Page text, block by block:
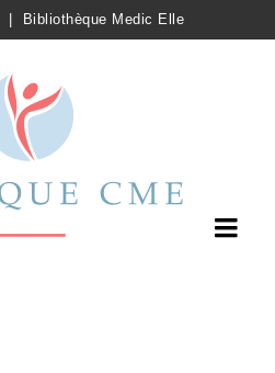
Bibliothèque Medic Elle